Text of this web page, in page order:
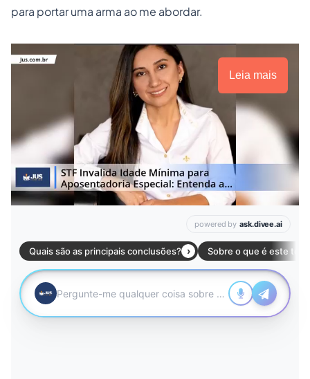
para portar uma arma ao me abordar.
Leia mais